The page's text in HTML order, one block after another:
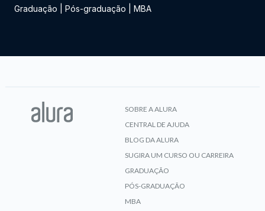
Graduação Pós-graduação MBA
SOBRE A ALURA
CENTRAL DE AJUDA
BLOG DA ALURA
SUGIRA UM CURSO OU CARREIRA
GRADUAÇÃO
PÓS-GRADUAÇÃO
MBA